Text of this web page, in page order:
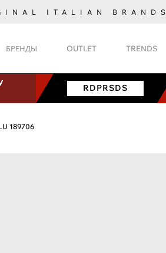
ITALIAN BRANDS
БРЕНДЫ OUTLET TRENDS
RDPRSDS
189706